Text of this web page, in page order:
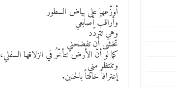
أوزّعها على بياض السطور
وأراقبُ أصابعي
وهي تتردّد
تخشى أن تفضحني
كما لو أنّ الأرض تتأخّرُ في انزلاقها السفلي،
وتنتظر مني
إعترافاً خافتاً بالحنين.